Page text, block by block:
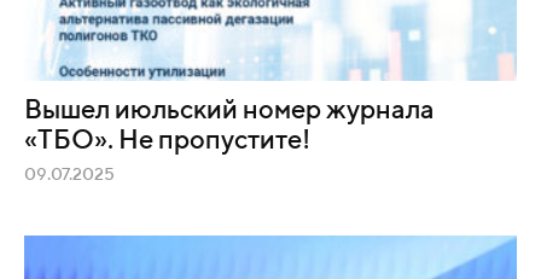
Вышел июльский номер журнала
«ТБО». Не пропустите!
09.07.2025